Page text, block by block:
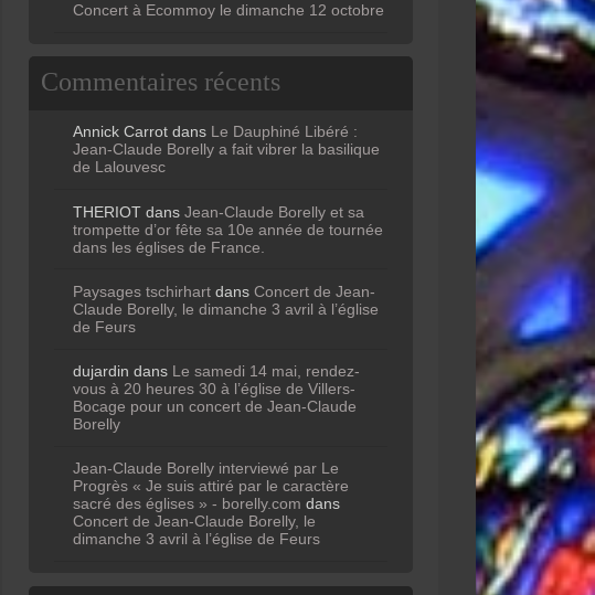
Concert à Ecommoy le dimanche 12 octobre
Commentaires récents
Annick Carrot dans Le Dauphiné Libéré :
Jean-Claude Borelly a fait vibrer la basilique
de Lalouvesc
THERIOT dansJean-Claude Borelly et sa
trompette d’or fête sa 10e année de tournée
dans les églises de France.
Paysages tschirhart dansConcert de Jean-
Claude Borelly, le dimanche 3 avril à l’église
de Feurs
dujardin dans Le samedi 14 mai, rendez-
vous à 20 heures 30 à l’église de Villers-
Bocage pour un concert de Jean-Claude
Borelly
Jean-Claude Borelly interviewé par Le
Progrès « Je suis attiré par le caractère
sacré des églises » - borelly.com dans
Concert de Jean-Claude Borelly, le
dimanche 3 avril à l’église de Feurs